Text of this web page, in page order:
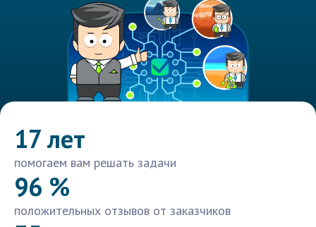
17 лет
помогаем вам решать задачи
96 %
положительных отзывов от заказчиков